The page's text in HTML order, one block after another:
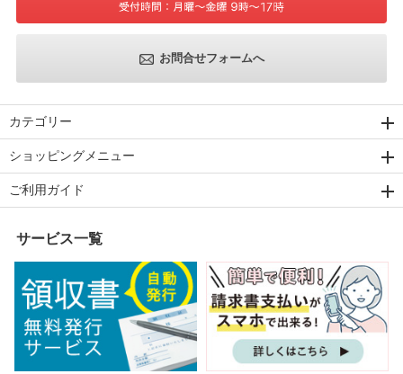
お問合せフォームへ
カテゴリー
ショッピングメニュー
ご利用ガイド
サービス一覧